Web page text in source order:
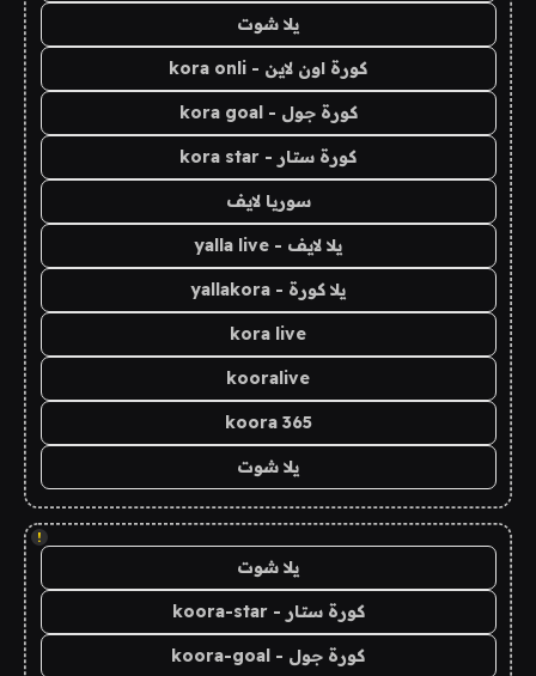
يلا شوت
كورة اون لاين - kora onli
كورة جول - kora goal
كورة ستار - kora star
سوريا لايف
يلا لايف - yalla live
يلا كورة - yallakora
kora live
kooralive
koora 365
يلا شوت
!
يلا شوت
كورة ستار - koora-star
كورة جول - koora-goal